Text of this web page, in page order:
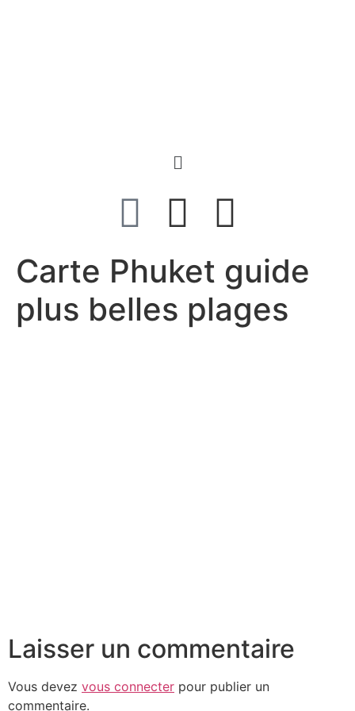
Carte Phuket guide
plus belles plages
Laisser un commentaire
Vous devez vous connecter pour publier un
commentaire.